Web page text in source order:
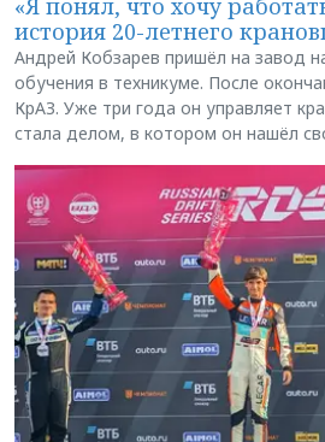
«Я понял, что хочу
история 20-летнего
Андрей Кобзарев пришёл на завод
обучения в техникуме. После
КрАЗ. Уже три года он управляет
стала делом, в котором он нашёл